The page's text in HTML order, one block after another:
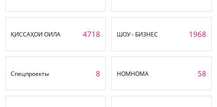
ҚИССАҲОИ ОИЛА 4718 ШОУ - БИЗНЕС 1968
Спецпроекты 8 НОМНОМА 58